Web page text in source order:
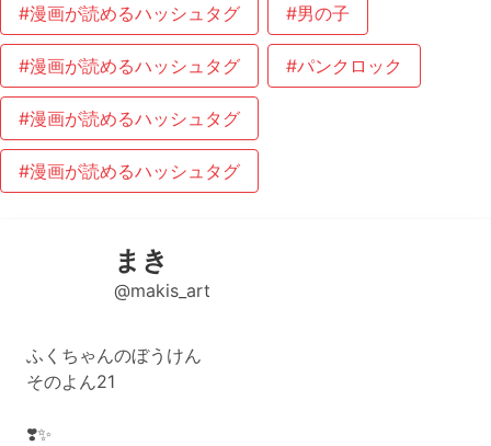
#漫画が読めるハッシュタグ #男の子
#漫画が読めるハッシュタグ #パンクロック
#漫画が読めるハッシュタグ
#漫画が読めるハッシュタグ
まき
@makis_art
ふくちゃんのぼうけん
そのよん21
❣️✨